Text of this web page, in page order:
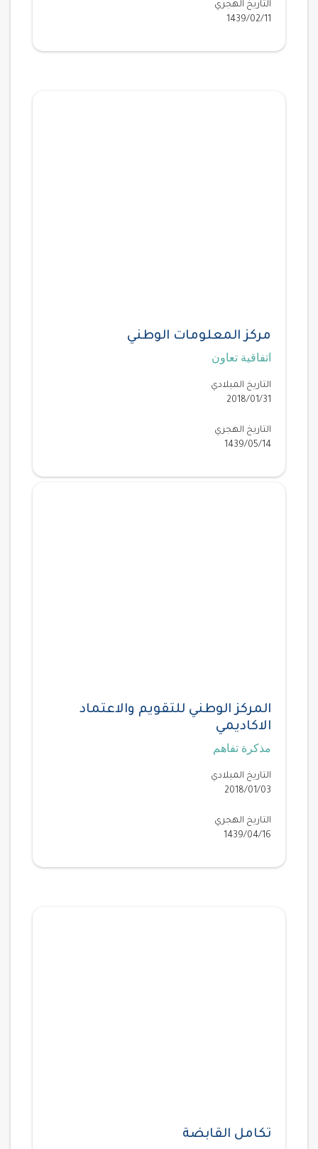
التاريخ الهجري
1439/02/11
مركز المعلومات الوطني
اتفاقية تعاون
التاريخ الميلادي
2018/01/31
التاريخ الهجري
1439/05/14
المركز الوطني للتقويم والاعتماد
الاكاديمي
مذكرة تفاهم
التاريخ الميلادي
2018/01/03
التاريخ الهجري
1439/04/16
تكامل القابضة